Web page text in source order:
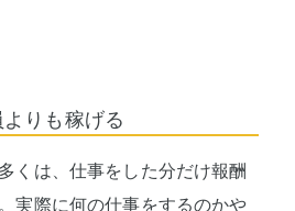
りも稼げる
くは、仕事をした分だけ報酬
実際に何の仕事をするのかや